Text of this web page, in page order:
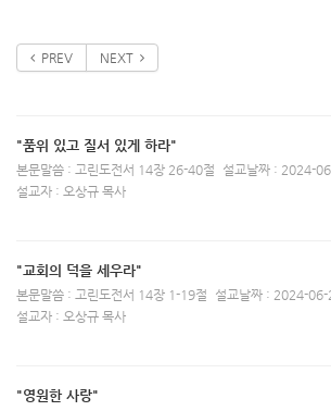
PREV NEXT
"품위 있고 질서 있게 하라"
본문말씀 : 고린도전서 14장 26-40절
설교날짜 : 2024-
설교자 : 오상규 목사
"교회의 덕을 세우라"
본문말씀 : 고린도전서 14장 1-19절
설교날짜 : 2024-06-
설교자 : 오상규 목사
"영원한 사랑"